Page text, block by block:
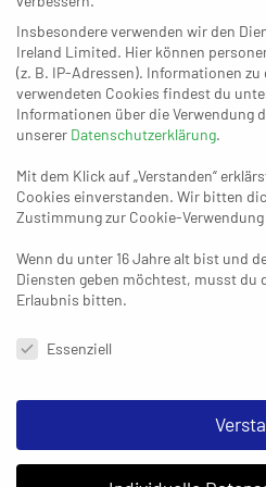
zum 2:6 (9.) und 4:8 (15.)
Hausherren praktisch nicht
zu steigern und kamen heran –
(33.). Der MTV erzielte als
17:13 (38.) und er schien das
zu behalten, denn noch beim
einen glatten Sieg der Gäste
Essener so nicht hinnehmen
beiden Seiten mit
Auseinandersetzung war
verwandelte TuSEM-
Treffer später standen sich
Dinslakener und frustrierte
Trainer Sebastian
Insbesondere verwenden wir den
Ireland Limited. Hier können
(z. B. IP-Adressen). Informationen
verwendeten Cookies findest du
Informationen über die Verwendung
unserer Datenschutzerklärung.
Mit dem Klick auf „Verstanden“
Cookies einverstanden. Wir bitten
Zustimmung zur Cookie-
Wenn du unter 16 Jahre alt bist und
Diensten geben möchtest, musst du
Erlaubnis bitten.
Datenschutzeinstellungen &
Essenziell